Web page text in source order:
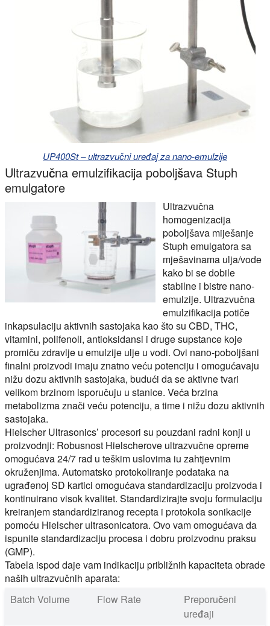
UP400St – ultrazvučni uređaj za nano-emulzije
Ultrazvučna emulzifikacija poboljšava Stuph
emulgatore
Ultrazvučna
homogenizacija
poboljšava miješanje
Stuph emulgatora sa
mješavinama ulja/vode
kako bi se dobile
stabilne i bistre nano-
emulzije. Ultrazvučna
emulzifikacija potiče
inkapsulaciju aktivnih sastojaka kao što su CBD, THC,
vitamini, polifenoli, antioksidansi i druge supstance koje
promiču zdravlje u emulzije ulje u vodi. Ovi nano-poboljšani
finalni proizvodi imaju znatno veću potenciju i omogućavaju
nižu dozu aktivnih sastojaka, budući da se aktivne tvari
velikom brzinom isporučuju u stanice. Veća brzina
metabolizma znači veću potenciju, a time i nižu dozu aktivnih
sastojaka.
Hielscher Ultrasonics’ procesori su pouzdani radni konji u
proizvodnji: Robusnost Hielscherove ultrazvučne opreme
omogućava 24/7 rad u teškim uslovima iu zahtjevnim
okruženjima. Automatsko protokoliranje podataka na
ugrađenoj SD kartici omogućava standardizaciju proizvoda i
kontinuirano visok kvalitet. Standardizirajte svoju formulaciju
kreiranjem standardiziranog recepta i protokola sonikacije
pomoću Hielscher ultrasonicatora. Ovo vam omogućava da
ispunite standardizaciju procesa i dobru proizvodnu praksu
(GMP).
Tabela ispod daje vam indikaciju približnih kapaciteta obrade
naših ultrazvučnih aparata:
Batch Volume
Flow Rate
Preporučeni
uređaji